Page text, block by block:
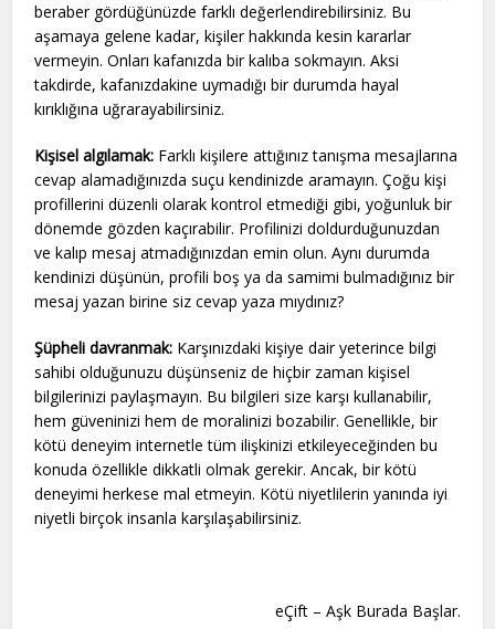
beraber gördüğünüzde farklı değerlendirebilirsiniz. Bu
aşamaya gelene kadar, kişiler hakkında kesin kararlar
vermeyin. Onları kafanızda bir kalıba sokmayın. Aksi
takdirde, kafanızdakine uymadığı bir durumda hayal
kırıklığına uğrarayabilirsiniz.
Kişisel algılamak: Farklı kişilere attığınız tanışma mesajlarına
cevap alamadığınızda suçu kendinizde aramayın. Çoğu kişi
profillerini düzenli olarak kontrol etmediği gibi, yoğunluk bir
dönemde gözden kaçırabilir. Profilinizi doldurduğunuzdan
ve kalıp mesaj atmadığınızdan emin olun. Aynı durumda
kendinizi düşünün, profili boş ya da samimi bulmadığınız bir
mesaj yazan birine siz cevap yaza mıydınız?
Şüpheli davranmak: Karşınızdaki kişiye dair yeterince bilgi
sahibi olduğunuzu düşünseniz de hiçbir zaman kişisel
bilgilerinizi paylaşmayın. Bu bilgileri size karşı kullanabilir,
hem güveninizi hem de moralinizi bozabilir. Genellikle, bir
kötü deneyim internetle tüm ilişkinizi etkileyeceğinden bu
konuda özellikle dikkatli olmak gerekir. Ancak, bir kötü
deneyimi herkese mal etmeyin. Kötü niyetlilerin yanında iyi
niyetli birçok insanla karşılaşabilirsiniz.
eÇift – Aşk Burada Başlar.